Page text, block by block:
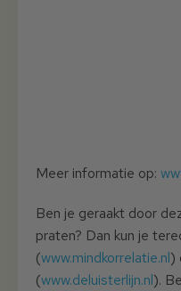
Meer informatie op:
Ben je geraakt door
praten? Dan kun je
(www.mindkorrelatie.nl)
(www.deluisterlijn.nl).